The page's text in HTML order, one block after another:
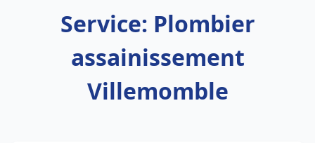
Service: Plombier
assainissement
Villemomble